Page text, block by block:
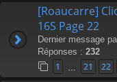
[Roaucarre]
16S Page 22
Dernier message
Réponses : 232
1 21 22